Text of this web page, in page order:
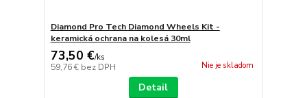
Diamond Pro Tech Diamond Wheels Kit -
keramická ochrana na kolesá 30ml
73,50 €/ks
59,76 € bez DPH Nie je skladom
Detail